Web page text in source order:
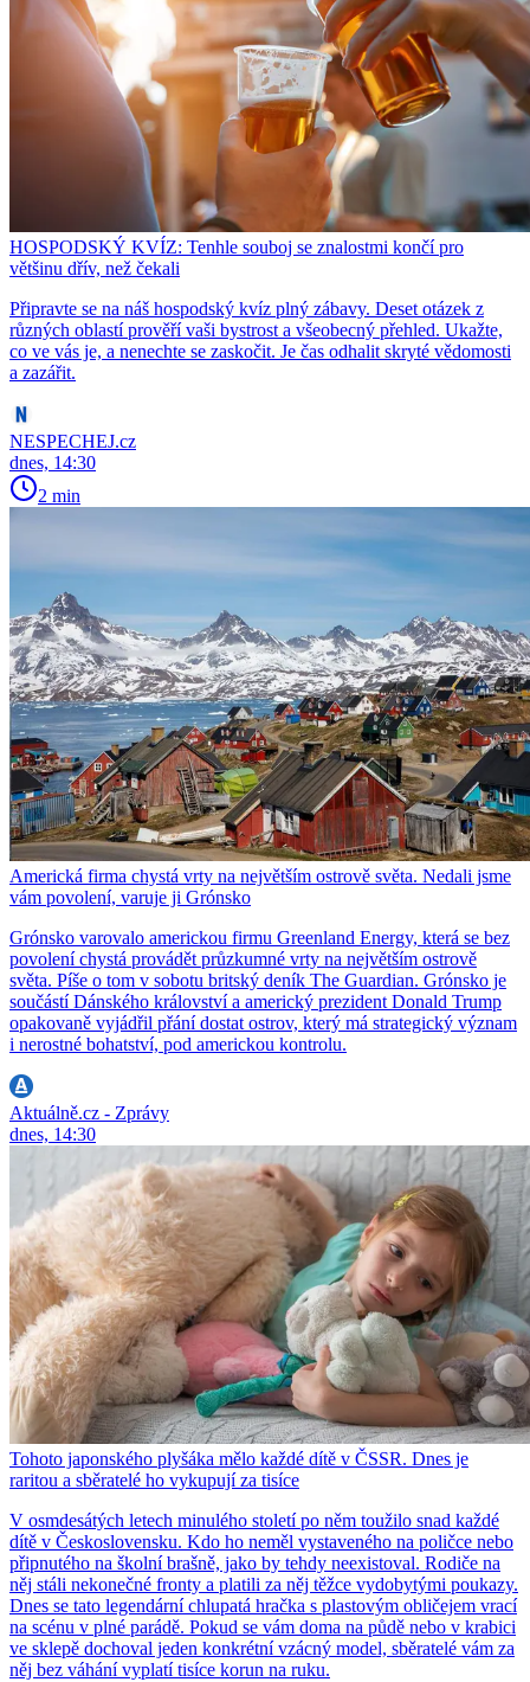
HOSPODSKÝ KVÍZ: Tenhle souboj se znalostmi končí pro
většinu dřív, než čekali
Připravte se na náš hospodský kvíz plný zábavy. Deset otázek z
různých oblastí prověří vaši bystrost a všeobecný přehled. Ukažte,
co ve vás je, a nenechte se zaskočit. Je čas odhalit skryté vědomosti
a zazářit.
NESPECHEJ.cz
dnes, 14:30
2 min
Americká firma chystá vrty na největším ostrově světa. Nedali jsme
vám povolení, varuje ji Grónsko
Grónsko varovalo americkou firmu Greenland Energy, která se bez
povolení chystá provádět průzkumné vrty na největším ostrově
světa. Píše o tom v sobotu britský deník The Guardian. Grónsko je
součástí Dánského království a americký prezident Donald Trump
opakovaně vyjádřil přání dostat ostrov, který má strategický význam
i nerostné bohatství, pod americkou kontrolu.
Aktuálně.cz - Zprávy
dnes, 14:30
Tohoto japonského plyšáka mělo každé dítě v ČSSR. Dnes je
raritou a sběratelé ho vykupují za tisíce
V osmdesátých letech minulého století po něm toužilo snad každé
dítě v Československu. Kdo ho neměl vystaveného na poličce nebo
připnutého na školní brašně, jako by tehdy neexistoval. Rodiče na
něj stáli nekonečné fronty a platili za něj těžce vydobytými poukazy.
Dnes se tato legendární chlupatá hračka s plastovým obličejem vrací
na scénu v plné parádě. Pokud se vám doma na půdě nebo v krabici
ve sklepě dochoval jeden konkrétní vzácný model, sběratelé vám za
něj bez váhání vyplatí tisíce korun na ruku.